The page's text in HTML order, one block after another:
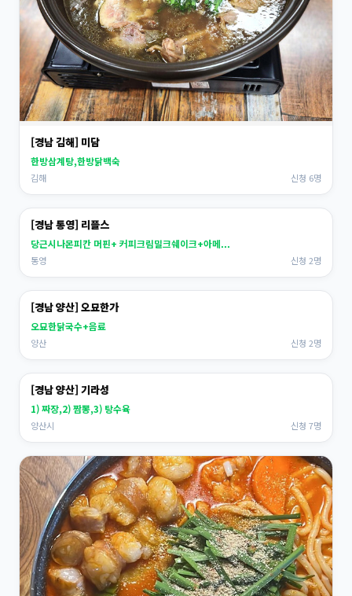
[경남 김해] 미담
한방삼계탕,한방닭백숙
김해 신청 6명
[경남 통영] 리플스
당근시나몬피칸 머핀+ 커피크림밀크쉐이크+아메...
통영 신청 2명
[경남 양산] 오묘한가
오묘한닭국수+음료
양산 신청 2명
[경남 양산] 기라성
1) 짜장,2) 짬뽕,3) 탕수육
양산시 신청 7명